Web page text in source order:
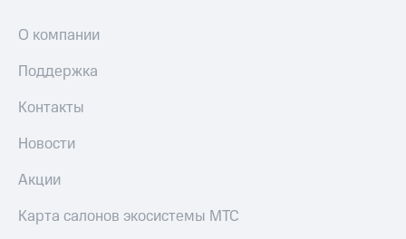
О компании
Поддержка
Контакты
Новости
Акции
Карта салонов экосистемы МТС